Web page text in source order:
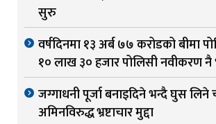
सुरु
वर्षदिनमा १३ अर्ब ७७ करोडको बीमा
१० लाख ३० हजार पोलिसी नवीकरण
जग्गाधनी पूर्जा बनाइदिने भन्दै घुस लिने
अमिनविरुद्ध भ्रष्टाचार मुद्दा